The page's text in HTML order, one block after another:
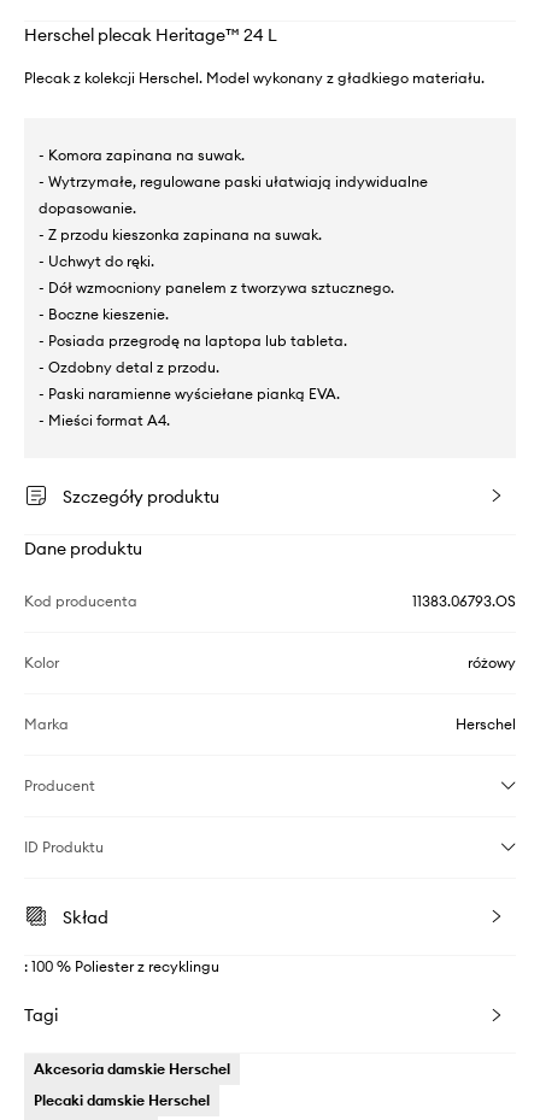
Herschel plecak Heritage™ 24 L
Plecak z kolekcji Herschel. Model wykonany z gładkiego materiału.
- Komora zapinana na suwak.
- Wytrzymałe, regulowane paski ułatwiają indywidualne
dopasowanie.
- Z przodu kieszonka zapinana na suwak.
- Uchwyt do ręki.
- Dół wzmocniony panelem z tworzywa sztucznego.
- Boczne kieszenie.
- Posiada przegrodę na laptopa lub tableta.
- Ozdobny detal z przodu.
- Paski naramienne wyściełane pianką EVA.
- Mieści format A4.
Szczegóły produktu
Dane produktu
Kod producenta 11383.06793.OS
Kolor różowy
Marka Herschel
Producent
ID Produktu
Skład
: 100 % Poliester z recyklingu
Tagi
Akcesoria damskie Herschel
Plecaki damskie Herschel